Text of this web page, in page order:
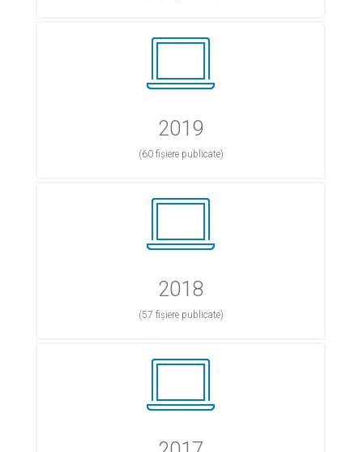
2019
(60 fișiere publicate)
2018
(57 fișiere publicate)